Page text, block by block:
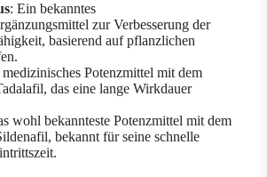
: Ein bekanntes
zur Verbesserung der
basierend auf pflanzlichen
Potenzmittel mit dem
das eine lange Wirkdauer
wohl bekannteste Potenzmittel mit dem
bekannt für seine schnelle